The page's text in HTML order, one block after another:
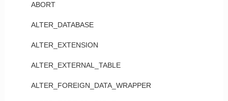
ABORT
ALTER_DATABASE
ALTER_EXTENSION
ALTER_EXTERNAL_TABLE
ALTER_FOREIGN_DATA_WRAPPER